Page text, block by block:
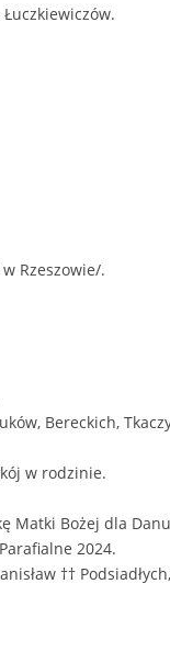
Łuczkiewiczów.
Rzeszowie/.
Bereckich,
w rodzinie.
Matki Bożej dla
2024.
††